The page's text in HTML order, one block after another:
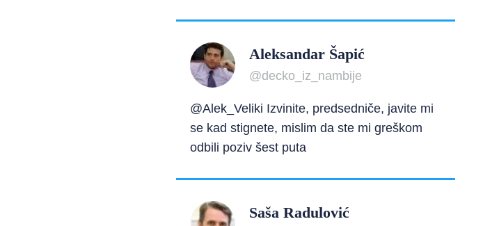
Aleksandar Šapić
@decko_iz_nambije
@Alek_Veliki Izvinite, predsedniče, javite mi
se kad stignete, mislim da ste mi greškom
odbili poziv šest puta
Saša Radulović